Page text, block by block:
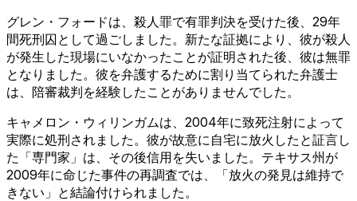
グレン・フォードは、殺人罪で有罪判決を受けた後、29年
間死刑囚として過ごしました。新たな証拠により、彼が殺人
が発生した現場にいなかったことが証明された後、彼は無罪
となりました。彼を弁護するために割り当てられた弁護士
は、陪審裁判を経験したことがありませんでした。
キャメロン・ウィリンガムは、2004年に致死注射によって
実際に処刑されました。彼が故意に自宅に放火したと証言し
た「専門家」は、その後信用を失いました。テキサス州が
2009年に命じた事件の再調査では、「放火の発見は維持で
きない」と結論付けられました。